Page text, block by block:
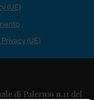
(UE)
(UE)
di Palermo n.11 del